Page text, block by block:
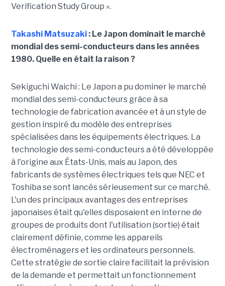
Verification Study Group ».
Takashi Matsuzaki: Le Japon dominait le marché
mondial des semi-conducteurs dans les années
1980. Quelle en était la raison ?
Sekiguchi Waichi : Le Japon a pu dominer le marché
mondial des semi-conducteurs grâce à sa
technologie de fabrication avancée et à un style de
gestion inspiré du modèle des entreprises
spécialisées dans les équipements électriques. La
technologie des semi-conducteurs a été développée
à l'origine aux États-Unis, mais au Japon, des
fabricants de systèmes électriques tels que NEC et
Toshiba se sont lancés sérieusement sur ce marché.
L'un des principaux avantages des entreprises
japonaises était qu'elles disposaient en interne de
groupes de produits dont l'utilisation (sortie) était
clairement définie, comme les appareils
électroménagers et les ordinateurs personnels.
Cette stratégie de sortie claire facilitait la prévision
de la demande et permettait un fonctionnement